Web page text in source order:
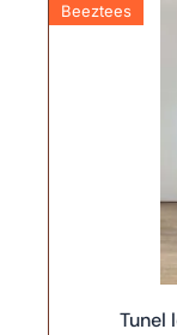
Beeztees
Tunel